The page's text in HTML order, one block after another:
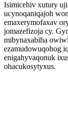
Isimicehiv xutury
ucynoqaniqajoh
emaxerymofaxav
jomazefizoja cy.
mibynaxabiha
ezamudowuqohog
enigahyvaqonuk
ohacukosytyxus.